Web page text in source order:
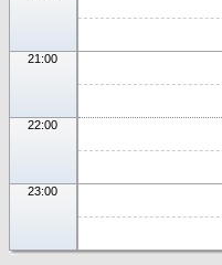
21:00
22:00
23:00